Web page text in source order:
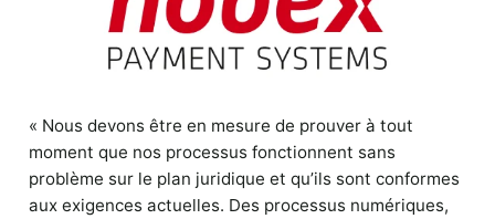
« Nous devons être en mesure de prouver à tout
moment que nos processus fonctionnent sans
problème sur le plan juridique et qu’ils sont conformes
aux exigences actuelles. Des processus numériques,